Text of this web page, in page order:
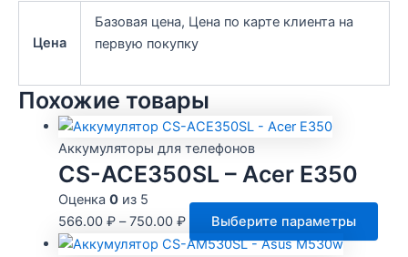
Цена
Базовая цена, Цена по карте клиента на
первую покупку
Похожие товары
Аккумуляторы для телефонов
CS-ACE350SL – Acer E350
Оценка 0из 5
566.00 ₽–750.00 ₽ Выберите параметры